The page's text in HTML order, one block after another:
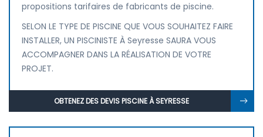
propositions tarifaires de fabricants de piscine.
SELON LE TYPE DE PISCINE QUE VOUS SOUHAITEZ FAIRE
INSTALLER, UN PISCINISTE À Seyresse SAURA VOUS
ACCOMPAGNER DANS LA RÉALISATION DE VOTRE
PROJET.
OBTENEZ DES DEVIS PISCINE À SEYRESSE